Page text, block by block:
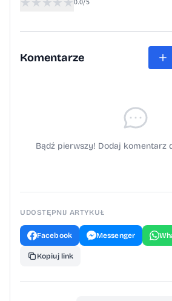
Komendy Powiatowej Policji
Komentarze
Bądź pierwszy! Dodaj komentarz
UDOSTĘPNIJ ARTYKUŁ
Facebook Messenger
Kopiuj link